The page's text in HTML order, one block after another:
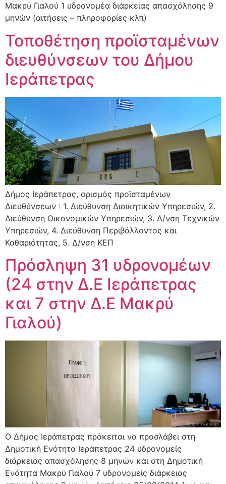
Μακρύ Γιαλού 1 υδρονομέα διάρκειας απασχόλησης 9
μηνών (αιτήσεις – πληροφορίες κλπ)
Τοποθέτηση προϊσταμένων
διευθύνσεων του Δήμου
Ιεράπετρας
Δήμος Ιεράπετρας, ορισμός προϊσταμένων
Διευθύνσεων : 1. Διεύθυνση Διοικητικών Υπηρεσιών, 2.
Διεύθυνση Οικονομικών Υπηρεσιών, 3. Δ/νση Τεχνικών
Υπηρεσιών, 4. Διεύθυνση Περιβάλλοντος και
Καθαριότητας, 5. Δ/νση ΚΕΠ
Πρόσληψη 31 υδρονομέων
(24 στην Δ.Ε Ιεράπετρας
και 7 στην Δ.Ε Μακρύ
Γιαλού)
O Δήμος Ιεράπετρας πρόκειται να προσλάβει στη
Δημοτική Ενότητα Ιεράπετρας 24 υδρονομείς
διάρκειας απασχόλησης 8 μηνών και στη Δημοτική
Ενότητα Μακρύ Γιαλού 7 υδρονομείς διάρκειας